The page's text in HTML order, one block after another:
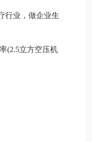
行业，做企业生
(2.5立方空压机